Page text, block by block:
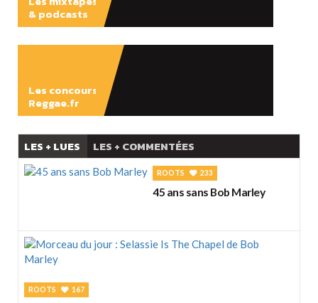
& podcasts
Les concours
Reggae.fr
LES + LUES LES + COMMENTÉES
ROOTS 233
45 ans sans Bob Marley
ROOTS 167